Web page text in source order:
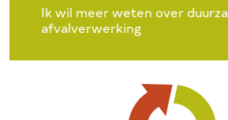
Ik wil meer weten over
afvalverwerking